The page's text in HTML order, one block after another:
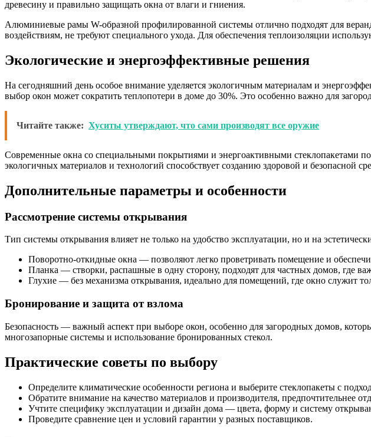
древесину и правильно защищать окна от влаги и гниения.
Алюминиевые рамы W-образной профилированной системы отлично подходят для
воздействиям, не требуют специального ухода. Для обеспечения теплоизоляции
Экологические и энергоэффективные решения
На сегодняшний день особое внимание уделяется экологичным материалам и
выбор окон может сократить теплопотери в доме до 30%. Это особенно важно для
Читайте также: Хуситы утверждают, что сами производят все оружие
Современные окна со специальными покрытиями и энергоактивными стеклопакетами
экологичных материалов и технологий способствует созданию здоровой и безопасной
Дополнительные параметры и особенности
Рассмотрение системы открывания
Тип системы открывания влияет не только на удобство эксплуатации, но и на
Поворотно-откидные окна — позволяют легко проветривать помещение и
Планка — створки, распашные в одну сторону, подходят для частных домов, где
Глухие — без механизма открывания, идеально для помещений, где окно служит
Бронирование и защита от взлома
Безопасность — важный аспект при выборе окон, особенно для загородных домов,
многозапорные системы и использование бронированных стекол.
Практические советы по выбору
Определите климатические особенности региона и выберите стеклопакеты с
Обратите внимание на качество материалов и производителя, предпочтительнее
Учтите специфику эксплуатации и дизайн дома — цвета, форму и систему
Проведите сравнение цен и условий гарантии у разных поставщиков.